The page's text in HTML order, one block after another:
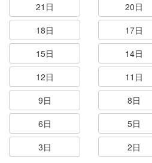
21日
20日
18日
17日
15日
14日
12日
11日
9日
8日
6日
5日
3日
2日